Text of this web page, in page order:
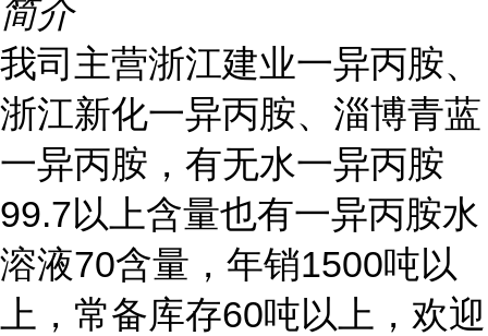
简介
我司主营浙江建业一异丙胺、
浙江新化一异丙胺、淄博青蓝
一异丙胺，有无水一异丙胺
99.7以上含量也有一异丙胺水
溶液70含量，年销1500吨以
上，常备库存60吨以上，欢迎